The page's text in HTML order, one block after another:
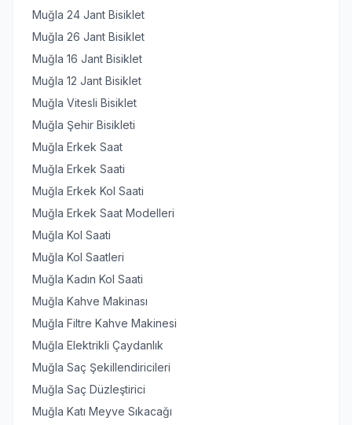
Muğla 24 Jant Bisiklet
Muğla 26 Jant Bisiklet
Muğla 16 Jant Bisiklet
Muğla 12 Jant Bisiklet
Muğla Vitesli Bisiklet
Muğla Şehir Bisikleti
Muğla Erkek Saat
Muğla Erkek Saati
Muğla Erkek Kol Saati
Muğla Erkek Saat Modelleri
Muğla Kol Saati
Muğla Kol Saatleri
Muğla Kadın Kol Saati
Muğla Kahve Makinası
Muğla Filtre Kahve Makinesi
Muğla Elektrikli Çaydanlık
Muğla Saç Şekillendiricileri
Muğla Saç Düzleştirici
Muğla Katı Meyve Sıkacağı